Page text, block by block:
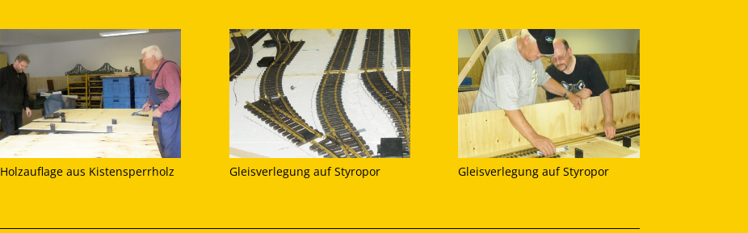
Holzauflage aus Kistensperrholz Gleisverlegung auf Styropor Gleisverlegung auf Styropor